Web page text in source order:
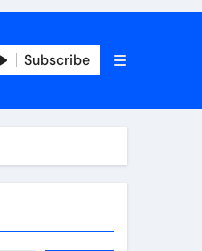
Subscribe